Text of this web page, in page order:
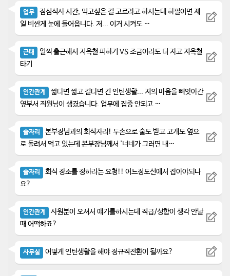
업무
점심식사 시간, 먹고싶은 걸 고르라고 하시는데 하필이면 제
일 비싼게 눈에 들어옵니다. 저... 이거 시켜도 …
근태
일찍 출근해서 지옥철 피하기 VS 조금이라도 더 자고 지옥철
타기
인간관계
짧다면 짧고 길다면 긴 인턴생활... 저의 마음을 빼앗아간
옆부서 직원님이 생겼습니다. 업무에 집중 안되고 …
술자리
본부장님과의 회식자리! 두손으로 술도 받고 고개도 옆으
로 돌려서 먹고 있는데 본부장님께서 '너네가 그러면 내…
술자리
회식 장소를 정하라는 요청!! 어느정도선에서 잡아야되나
요?
인간관계
사원분이 오셔서 얘기를하시는데 직급/성함이 생각 안날
때 어떡하죠?
사무실 어떻게 인턴생활을 해야 정규직전환이 될까요?